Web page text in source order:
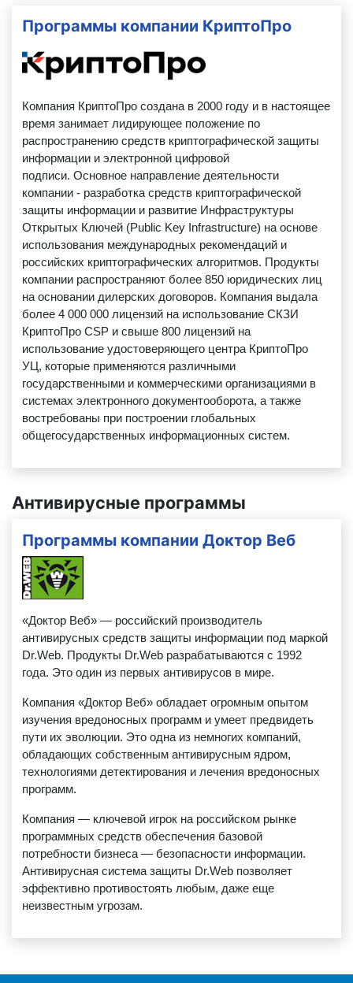
Программы компании КриптоПро
Компания КриптоПро создана в 2000 году и в настоящее
время занимает лидирующее положение по
распространению средств криптографической защиты
информации и электронной цифровой
подписи. Основное направление деятельности
компании - разработка средств криптографической
защиты информации и развитие Инфраструктуры
Открытых Ключей (Public Key Infrastructure) на основе
использования международных рекомендаций и
российских криптографических алгоритмов. Продукты
компании распространяют более 850 юридических лиц
на основании дилерских договоров. Компания выдала
более 4 000 000 лицензий на использование СКЗИ
КриптоПро CSP и свыше 800 лицензий на
использование удостоверяющего центра КриптоПро
УЦ, которые применяются различными
государственными и коммерческими организациями в
системах электронного документооборота, а также
востребованы при построении глобальных
общегосударственных информационных систем.
Антивирусные программы
Программы компании Доктор Веб
«Доктор Веб» — российский производитель
антивирусных средств защиты информации под маркой
Dr.Web. Продукты Dr.Web разрабатываются с 1992
года. Это один из первых антивирусов в мире.
Компания «Доктор Веб» обладает огромным опытом
изучения вредоносных программ и умеет предвидеть
пути их эволюции. Это одна из немногих компаний,
обладающих собственным антивирусным ядром,
технологиями детектирования и лечения вредоносных
программ.
Компания — ключевой игрок на российском рынке
программных средств обеспечения базовой
потребности бизнеса — безопасности информации.
Антивирусная система защиты Dr.Web позволяет
эффективно противостоять любым, даже еще
неизвестным угрозам.